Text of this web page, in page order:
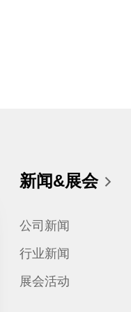
新闻&展会
公司新闻
行业新闻
展会活动